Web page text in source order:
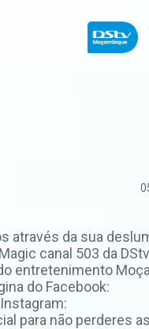
através da sua
canal 503 da
entretenimento
do Facebook:
para não perderes as